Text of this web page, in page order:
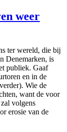
weer
ter wereld, die bij
Denemarken, is
publiek. Gaaf
en in de
Wie de
want de voor
volgens
erosie van de